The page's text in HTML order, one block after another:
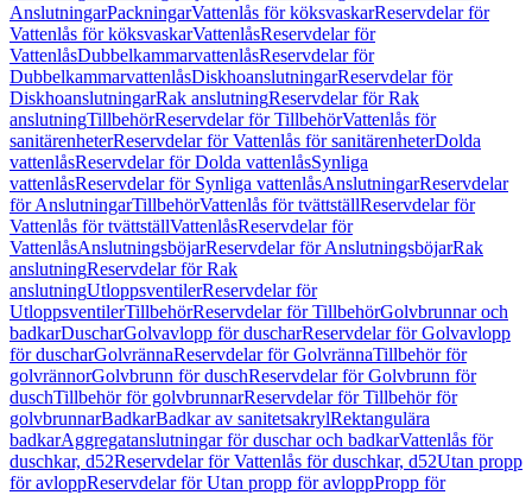
AnslutningarPackningarVattenlås för köksvaskarReservdelar för
Vattenlås för köksvaskarVattenlåsReservdelar för
VattenlåsDubbelkammarvattenlåsReservdelar för
DubbelkammarvattenlåsDiskhoanslutningarReservdelar för
DiskhoanslutningarRak anslutningReservdelar för Rak
anslutningTillbehörReservdelar för TillbehörVattenlås för
sanitärenheterReservdelar för Vattenlås för sanitärenheterDolda
vattenlåsReservdelar för Dolda vattenlåsSynliga
vattenlåsReservdelar för Synliga vattenlåsAnslutningarReservdelar
för AnslutningarTillbehörVattenlås för tvättställReservdelar för
Vattenlås för tvättställVattenlåsReservdelar för
VattenlåsAnslutningsböjarReservdelar för AnslutningsböjarRak
anslutningReservdelar för Rak
anslutningUtloppsventilerReservdelar för
UtloppsventilerTillbehörReservdelar för TillbehörGolvbrunnar och
badkarDuscharGolvavlopp för duscharReservdelar för Golvavlopp
för duscharGolvrännaReservdelar för GolvrännaTillbehör för
golvrännorGolvbrunn för duschReservdelar för Golvbrunn för
duschTillbehör för golvbrunnarReservdelar för Tillbehör för
golvbrunnarBadkarBadkar av sanitetsakrylRektangulära
badkarAggregatanslutningar för duschar och badkarVattenlås för
duschkar, d52Reservdelar för Vattenlås för duschkar, d52Utan propp
för avloppReservdelar för Utan propp för avloppPropp för